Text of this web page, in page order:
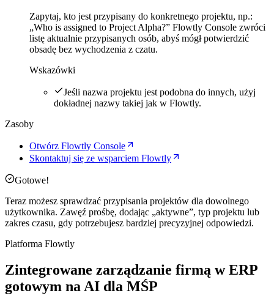
Zapytaj, kto jest przypisany do konkretnego projektu, np.:
„Who is assigned to Project Alpha?” Flowtly Console zwróci
listę aktualnie przypisanych osób, abyś mógł potwierdzić
obsadę bez wychodzenia z czatu.
Wskazówki
Jeśli nazwa projektu jest podobna do innych, użyj
dokładnej nazwy takiej jak w Flowtly.
Zasoby
Otwórz Flowtly Console
Skontaktuj się ze wsparciem Flowtly
Gotowe!
Teraz możesz sprawdzać przypisania projektów dla dowolnego
użytkownika. Zawęź prośbę, dodając „aktywne”, typ projektu lub
zakres czasu, gdy potrzebujesz bardziej precyzyjnej odpowiedzi.
Platforma Flowtly
Zintegrowane zarządzanie firmą w ERP
gotowym na AI dla MŚP